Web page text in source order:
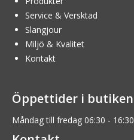
Service & Versktad
Slangjour
Miljö & Kvalitet
Kontakt
Öppettider i butiken
Måndag till fredag 06:30 - 16:30